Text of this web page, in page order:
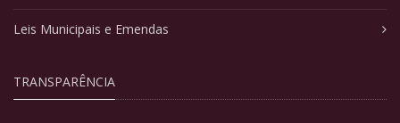
Leis Municipais e Emendas
TRANSPARÊNCIA